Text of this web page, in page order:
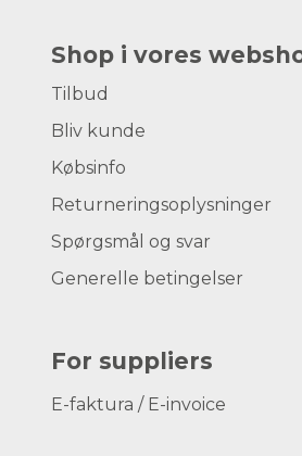
Shop i vores
Tilbud
Bliv kunde
Købsinfo
Returneringsoplysninger
Spørgsmål og svar
Generelle betingelser
For suppliers
E-faktura / E-invoice